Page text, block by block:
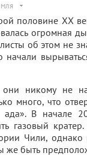
половине XX
огромная
об этом не
начали
никому не
много, что
ада». В начале
газовый
Чили,
же быть